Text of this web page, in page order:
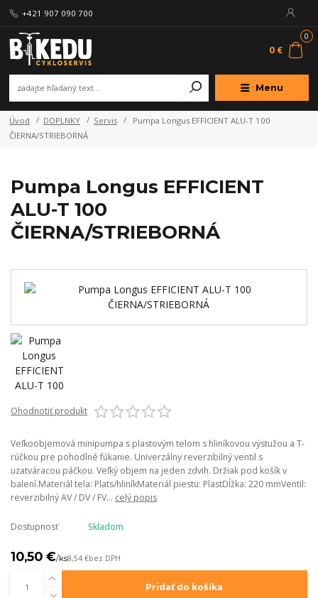
Menu
+421 907 090 700
0
0 €
Úvod DOPLNKY Servis
Pumpa Longus EFFICIENT ALU-T 100
ČIERNA/STRIEBORNÁ
Pumpa Longus EFFICIENT
ALU-T 100
ČIERNA/STRIEBORNÁ
Ohodnotiť produkt
Veľkoobjemová minipumpa s plastovým telom s hliníkovou výstužou a T-
rúčkou pre pohodlné fúkanie. Univerzálny reverzibilný ventil s
uzatváracou páčkou. Veľký objem na jeden zdvih. Držiak pod košík v
balení.Materiál tela: Plats/hliníkMateriál piestu: PlastDĺžka: 220 mmVentil:
reverzibilný AV / DV / FV... celý popis
Dostupnosť Skladom
10,50 €/ks8,54 €bez DPH
Pridať do košíka